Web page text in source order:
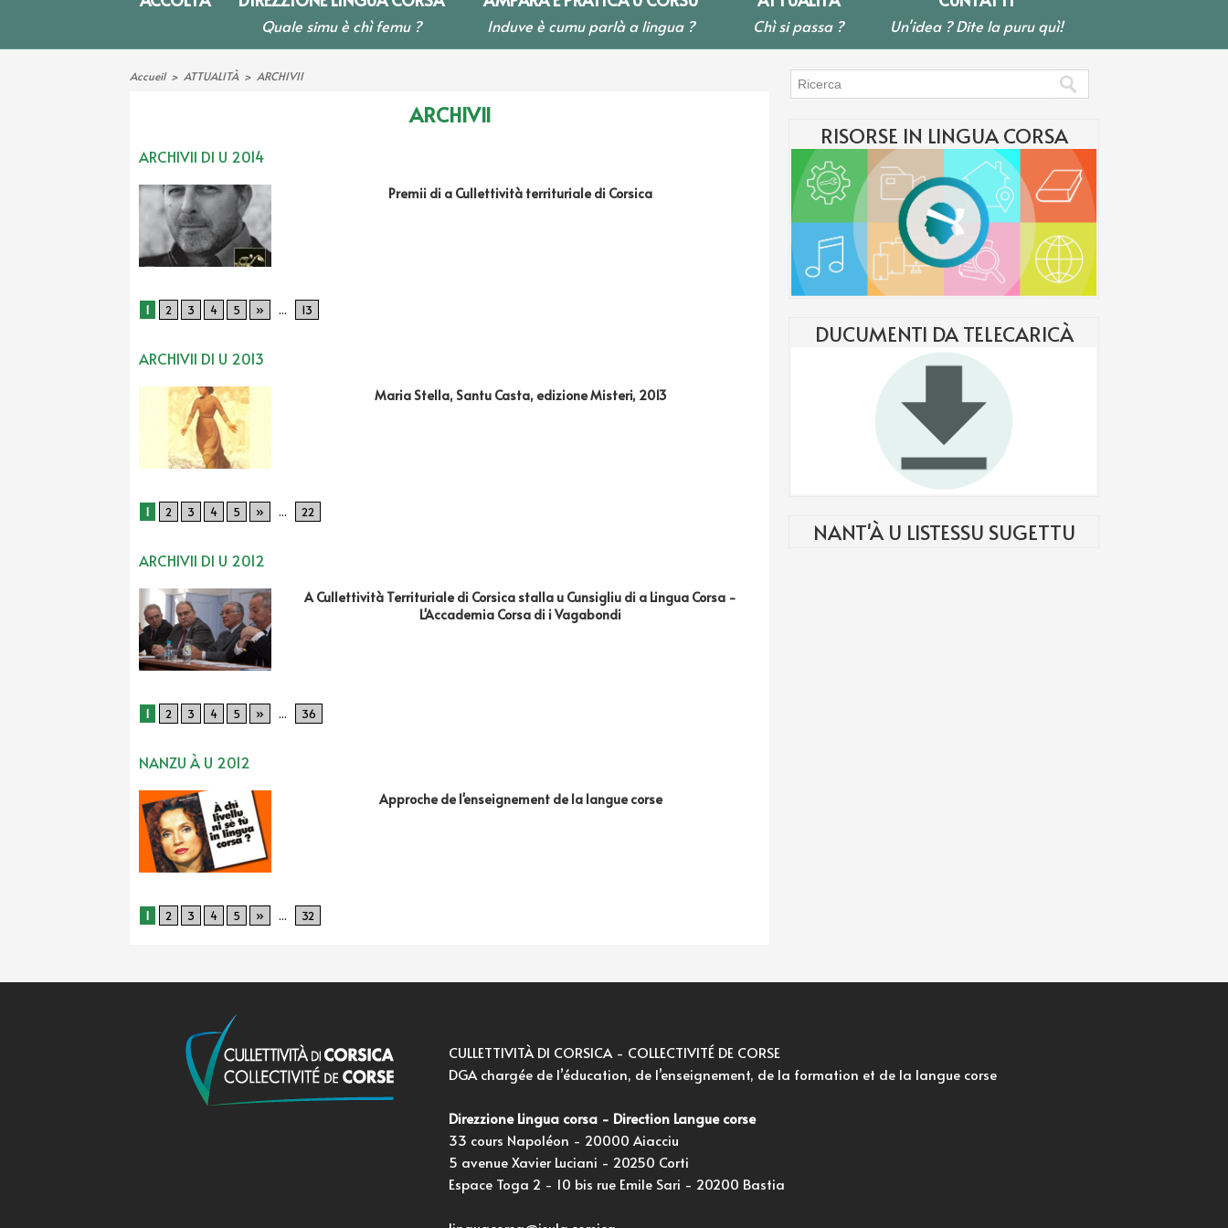
Quale simu è chì femu ? Induve è cumu parlà a lingua ? Chì si passa ? Un'idea ? Dite la puru quì!
Accueil > ATTUALITÀ > ARCHIVII
ARCHIVII
ARCHIVII DI U 2014
Premii di a Cullettività territuriale di Corsica
1 2 3 4 5 » ... 13
ARCHIVII DI U 2013
Maria Stella, Santu Casta, edizione Misteri, 2013
1 2 3 4 5 » ... 22
ARCHIVII DI U 2012
A Cullettività Territuriale di Corsica stalla u Cunsigliu di a Lingua Corsa -
L'Accademia Corsa di i Vagabondi
1 2 3 4 5 » ... 36
NANZU À U 2012
Approche de l'enseignement de la langue corse
1 2 3 4 5 » ... 32
RISORSE IN LINGUA CORSA
DUCUMENTI DA TELECARICÀ
NANT'À U LISTESSU SUGETTU
CULLETTIVITÀ DI CORSICA - COLLECTIVITÉ DE CORSE
DGA chargée de l’éducation, de l’enseignement, de la formation et de la langue corse
Direzzione Lingua corsa - Direction Langue corse
33 cours Napoléon - 20000 Aiacciu
5 avenue Xavier Luciani - 20250 Corti
Espace Toga 2 - 10 bis rue Emile Sari - 20200 Bastia